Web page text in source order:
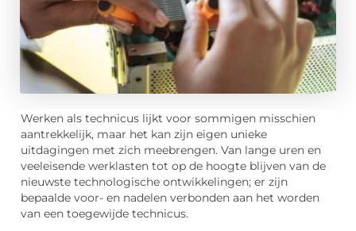
Werken als technicus lijkt voor sommigen misschien
aantrekkelijk, maar het kan zijn eigen unieke
uitdagingen met zich meebrengen. Van lange uren en
veeleisende werklasten tot op de hoogte blijven van de
nieuwste technologische ontwikkelingen; er zijn
bepaalde voor- en nadelen verbonden aan het worden
van een toegewijde technicus.